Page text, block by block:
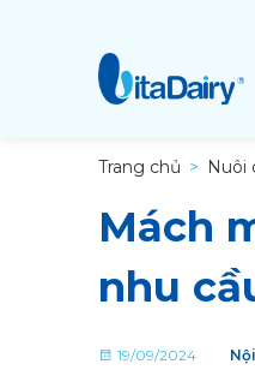
Trang chủ Nuôi
Mách
nhu
19/09/2024